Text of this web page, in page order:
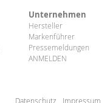
Unternehmen
Hersteller
Markenführer
Pressemeldungen
ANMELDEN
Datenschutz Impressum